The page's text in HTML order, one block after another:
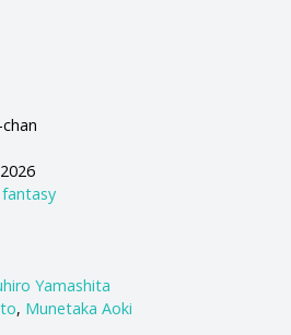
fantasy
Yamashita
, Munetaka Aoki